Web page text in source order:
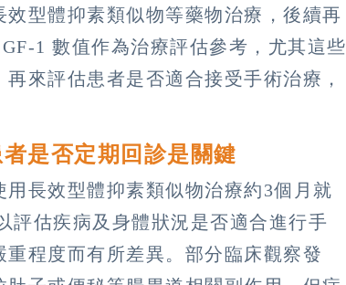
型體抑素類似物等藥物治療，後續再
1 數值作為治療評估參考，尤其這些
來評估患者是否適合接受手術治療，
是否定期回診是關鍵
長效型體抑素類似物治療約3個月就
評估疾病及身體狀況是否適合進行手
程度而有所差異。部分臨床觀察發